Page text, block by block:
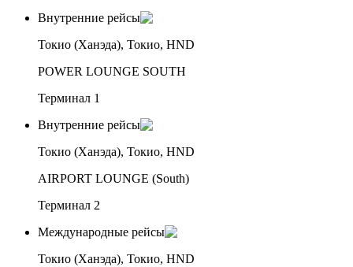
Внутренние рейсы
Токио (Ханэда), Токио, HND
POWER LOUNGE SOUTH
Терминал 1
Внутренние рейсы
Токио (Ханэда), Токио, HND
AIRPORT LOUNGE (South)
Терминал 2
Международные рейсы
Токио (Ханэда), Токио, HND